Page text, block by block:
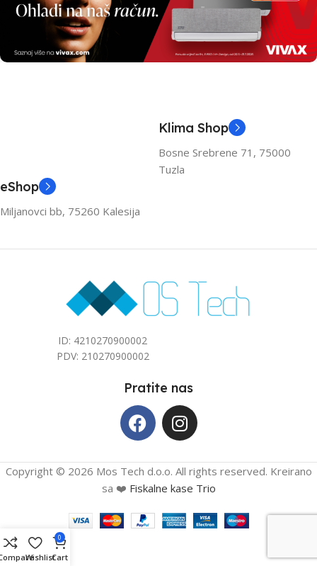
Klima Shop
Bosne Srebrene 71, 75000
Tuzla
eShop
Miljanovci bb, 75260 Kalesija
ID: 4210270900002
PDV: 210270900002
Pratite nas
Copyright © 2026 Mos Tech d.o.o. All rights reserved. Kreirano
sa ❤️ Fiskalne kase Trio
Wishlist
0
Cart